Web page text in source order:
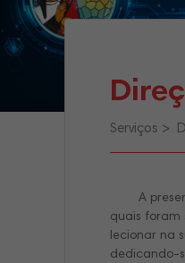
Serviços
A
quais foram
lecionar na
dedicando-